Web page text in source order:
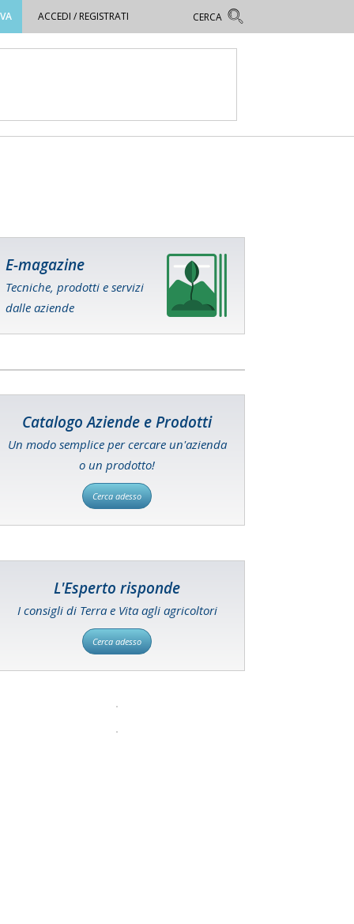
ACCEDI / REGISTRATI
E-magazine
Tecniche, prodotti e servizi
dalle aziende
Catalogo Aziende e Prodotti
Un modo semplice per cercare un'azienda
o un prodotto!
Cerca adesso
L'Esperto risponde
I consigli di Terra e Vita agli agricoltori
Cerca adesso